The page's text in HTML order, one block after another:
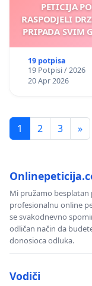
PETICIJA
RASPODJELI
PRIPADA SVIM
19 potpisa
19 Potpisi / 2026
20 Apr 2026
1 2 3 »
Mi pružamo
profesionalnu online
se svakodnevno
odličan način da
donosioca odluka.
Vodiči